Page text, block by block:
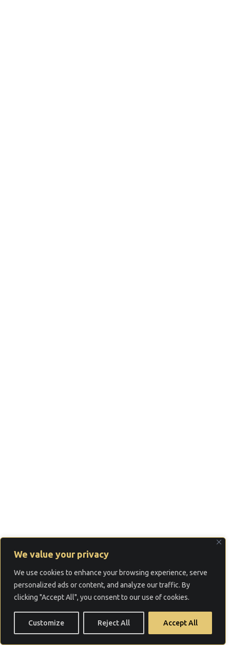
We value your privacy
We use cookies to enhance your browsing experience, serve
personalized ads or content, and analyze our traffic. By
clicking "Accept All", you consent to our use of cookies.
Customize Reject All Accept All